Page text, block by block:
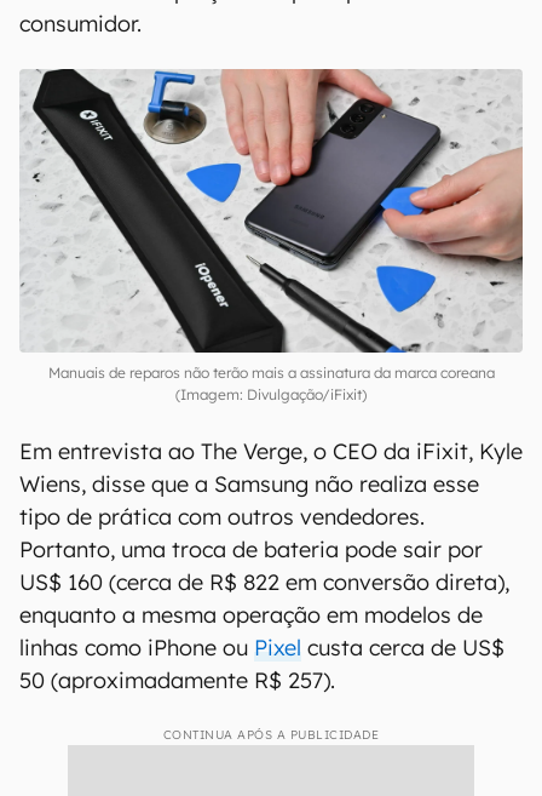
consumidor.
Manuais de reparos não terão mais a assinatura da marca coreana
(Imagem: Divulgação/iFixit)
Em entrevista ao The Verge, o CEO da iFixit, Kyle
Wiens, disse que a Samsung não realiza esse
tipo de prática com outros vendedores.
Portanto, uma troca de bateria pode sair por
US$ 160 (cerca de R$ 822 em conversão direta),
enquanto a mesma operação em modelos de
linhas como iPhone ou Pixel custa cerca de US$
50 (aproximadamente R$ 257).
CONTINUA APÓS A PUBLICIDADE